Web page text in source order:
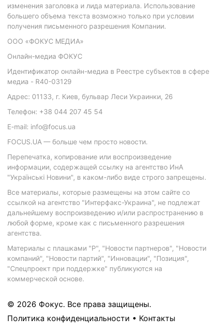
изменения заголовка и лида материала. Использование
большего объема текста возможно только при условии
получения письменного разрешения Компании.
ООО «ФОКУС МЕДИА»
Онлайн-медиа ФОКУС
Идентификатор онлайн-медиа в Реестре субъектов в сфере
медиа - R40-03129
Адрес: 01133, г. Киев, бульвар Леси Украинки, 26
Телефон: +38 044 207 45 54
E-mail: info@focus.ua
FOCUS.UA — больше чем просто новости.
Перепечатка, копирование или воспроизведение
информации, содержащей ссылку на агентство ИнА
"Українські Новини", в каком-либо виде строго запрещены.
Все материалы, которые размещены на этом сайте со
ссылкой на агентство "Интерфакс-Украина", не подлежат
дальнейшему воспроизведению и/или распространению в
любой форме, кроме как с письменного разрешения
агентства.
Материалы с плашками "Р", "Новости партнеров", "Новости
компаний", "Новости партий", "Инновации", "Позиция",
"Спецпроект при поддержке" публикуются на
коммерческой основе.
© 2026 Фокус. Все права защищены.
Политика конфиденциальности • Контакты